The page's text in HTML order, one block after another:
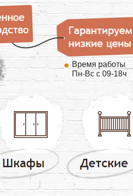
Время работы
Пн-Вс с 09-18ч